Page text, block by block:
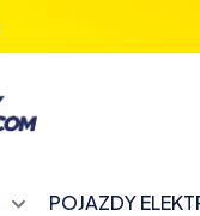
POJAZDY